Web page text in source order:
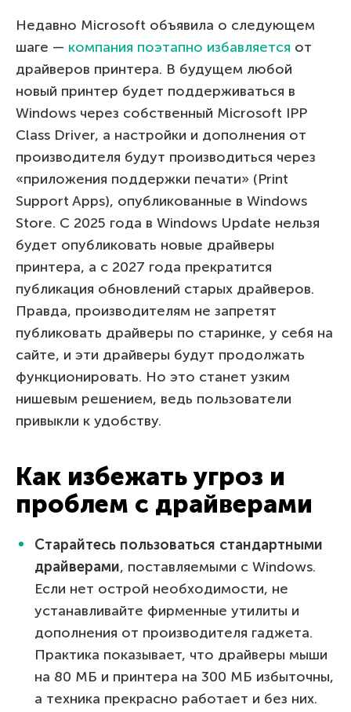
Недавно Microsoft объявила о следующем
шаге — компания поэтапно избавляется от
драйверов принтера. В будущем любой
новый принтер будет поддерживаться в
Windows через собственный Microsoft IPP
Class Driver, а настройки и дополнения от
производителя будут производиться через
«приложения поддержки печати» (Print
Support Apps), опубликованные в Windows
Store. C 2025 года в Windows Update нельзя
будет опубликовать новые драйверы
принтера, а с 2027 года прекратится
публикация обновлений старых драйверов.
Правда, производителям не запретят
публиковать драйверы по старинке, у себя на
сайте, и эти драйверы будут продолжать
функционировать. Но это станет узким
нишевым решением, ведь пользователи
привыкли к удобству.
Как избежать угроз и
проблем с драйверами
Старайтесь пользоваться стандартными
драйверами, поставляемыми с Windows.
Если нет острой необходимости, не
устанавливайте фирменные утилиты и
дополнения от производителя гаджета.
Практика показывает, что драйверы мыши
на 80 МБ и принтера на 300 МБ избыточны,
а техника прекрасно работает и без них.